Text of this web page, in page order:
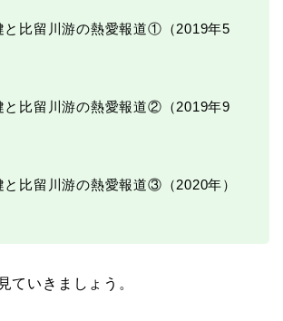
と比留川游の熱愛報道①（2019年5
と比留川游の熱愛報道②（2019年9
と比留川游の熱愛報道③（2020年）
ていきましょう。